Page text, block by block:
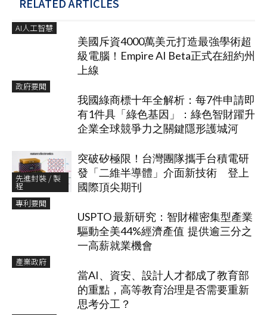
AI人工智慧
美國斥資4000萬美元打造最強學術超
級電腦！Empire AI Beta正式在紐約州
上線
政府要聞
我國綠商標十年全解析：每7件申請即
有1件具「綠色基因」：綠色智財躍升
企業全球競爭力之關鍵隱形護城河
先進封裝 / 製
程
突破矽極限！台灣團隊攜手台積電研
發「二維半導體」介面新技術 登上
國際頂尖期刊
專利要聞
USPTO 最新研究：智財權密集型產業
驅動全美44%經濟產值 提供逾三分之
一高薪就業機會
產業政府
當AI、資安、設計人才都成了教育部
的重點，高等教育治理是否需要重新
思考分工？